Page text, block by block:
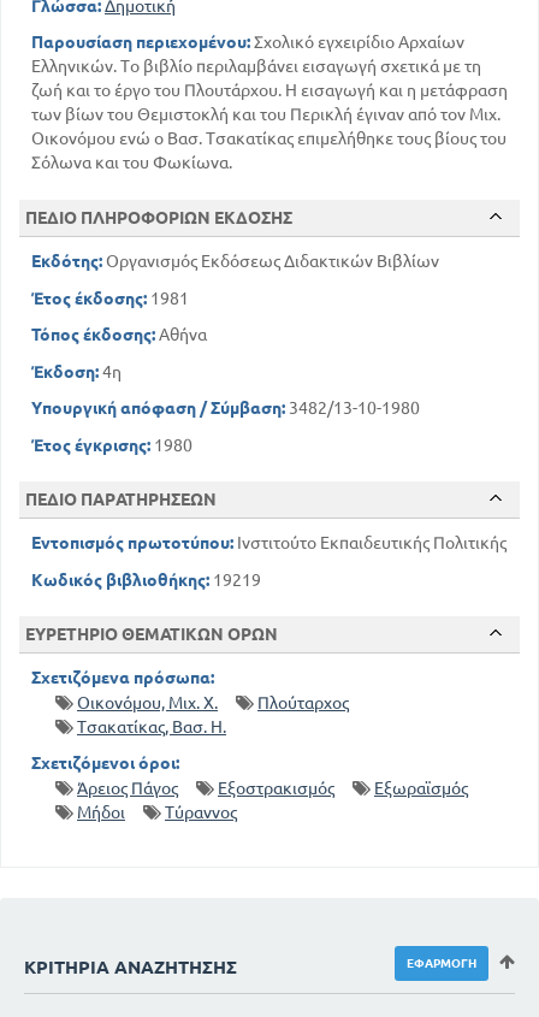
Γλώσσα:Δημοτική
Παρουσίαση περιεχομένου:Σχολικό εγχειρίδιο Αρχαίων
Ελληνικών. Το βιβλίο περιλαμβάνει εισαγωγή σχετικά με τη
ζωή και το έργο του Πλουτάρχου. Η εισαγωγή και η μετάφραση
των βίων του Θεμιστοκλή και του Περικλή έγιναν από τον Μιχ.
Οικονόμου ενώ ο Βασ. Τσακατίκας επιμελήθηκε τους βίους του
Σόλωνα και του Φωκίωνα.
ΠΕΔΙΟ ΠΛΗΡΟΦΟΡΙΩΝ ΕΚΔΟΣΗΣ
Εκδότης:Οργανισμός Εκδόσεως Διδακτικών Βιβλίων
Έτος έκδοσης: 1981
Τόπος έκδοσης:Αθήνα
Έκδοση:4η
Υπουργική απόφαση / Σύμβαση: 3482/13-10-1980
Έτος έγκρισης: 1980
ΠΕΔΙΟ ΠΑΡΑΤΗΡΗΣΕΩΝ
Εντοπισμός πρωτοτύπου: Ινστιτούτο Εκπαιδευτικής Πολιτικής
Κωδικός βιβλιοθήκης: 19219
ΕΥΡΕΤΗΡΙΟ ΘΕΜΑΤΙΚΩΝ ΟΡΩΝ
Σχετιζόμενα πρόσωπα:
Οικονόμου, Μιχ. Χ.
Πλούταρχος
Τσακατίκας, Βασ. Η.
Σχετιζόμενοι όροι:
Άρειος Πάγος
Εξοστρακισμός
Εξωραϊσμός
Μήδοι
Τύραννος
ΚΡΙΤΉΡΙΑ ΑΝΑΖΉΤΗΣΗΣ